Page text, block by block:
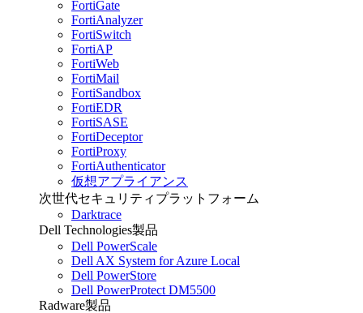
FortiGate
FortiAnalyzer
FortiSwitch
FortiAP
FortiWeb
FortiMail
FortiSandbox
FortiEDR
FortiSASE
FortiDeceptor
FortiProxy
FortiAuthenticator
仮想アプライアンス
次世代セキュリティプラットフォーム
Darktrace
Dell Technologies製品
Dell PowerScale
Dell AX System for Azure Local
Dell PowerStore
Dell PowerProtect DM5500
Radware製品